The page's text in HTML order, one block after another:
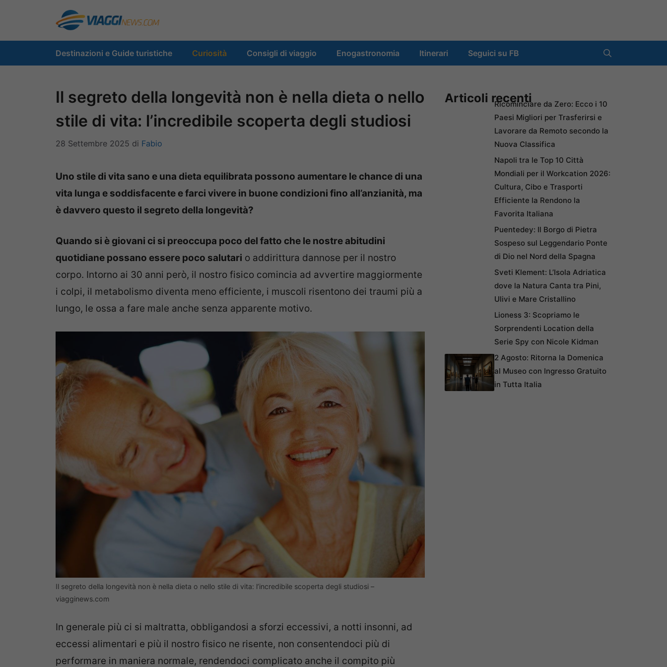
contenuto
Destinazioni e Guide turistiche Curiosità Consigli di viaggio Enogastronomia Itinerari Seguici su FB
Il segreto della longevità non è nella dieta o nello
stile di vita: l’incredibile scoperta degli studiosi
28 Settembre 2025 di Fabio
Uno stile di vita sano e una dieta equilibrata possono aumentare le chance di una
vita lunga e soddisfacente e farci vivere in buone condizioni fino all’anzianità, ma
è davvero questo il segreto della longevità?
Quando si è giovani ci si preoccupa poco del fatto che le nostre abitudini
quotidiane possano essere poco salutari o addirittura dannose per il nostro
corpo. Intorno ai 30 anni però, il nostro fisico comincia ad avvertire maggiormente
i colpi, il metabolismo diventa meno efficiente, i muscoli risentono dei traumi più a
lungo, le ossa a fare male anche senza apparente motivo.
Il segreto della longevità non è nella dieta o nello stile di vita: l’incredibile scoperta degli studiosi –
viagginews.com
In generale più ci si maltratta, obbligandosi a sforzi eccessivi, a notti insonni, ad
eccessi alimentari e più il nostro fisico ne risente, non consentendoci più di
performare in maniera normale, rendendoci complicato anche il compito più
Articoli recentiRicominciare da Zero: Ecco i 10
Paesi Migliori per Trasferirsi e
Lavorare da Remoto secondo la
Nuova Classifica
Napoli tra le Top 10 Città
Mondiali per il Workcation 2026:
Cultura, Cibo e Trasporti
Efficiente la Rendono la
Favorita Italiana
Puentedey: Il Borgo di Pietra
Sospeso sul Leggendario Ponte
di Dio nel Nord della Spagna
Sveti Klement: L’Isola Adriatica
dove la Natura Canta tra Pini,
Ulivi e Mare Cristallino
Lioness 3: Scopriamo le
Sorprendenti Location della
Serie Spy con Nicole Kidman
2 Agosto: Ritorna la Domenica
al Museo con Ingresso Gratuito
in Tutta Italia